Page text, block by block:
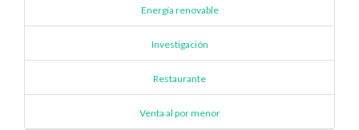
Energía renovable
Investigación
Restaurante
Venta al por menor